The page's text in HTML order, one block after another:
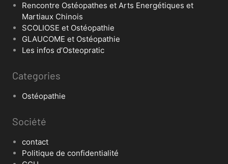
Rencontre Ostéopathes et Arts Energétiques et
Martiaux Chinois
SCOLIOSE et Ostéopathie
GLAUCOME et Ostéopathie
Les infos d’Osteopratic
Categories
Ostéopathie
Société
contact
Politique de confidentialité